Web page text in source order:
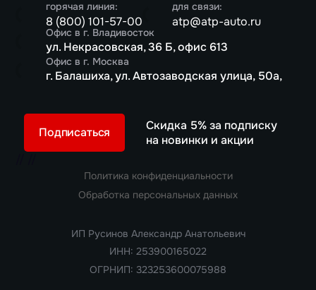
горячая линия:
8 (800) 101-57-00
для связи:
atp@atp-auto.ru
Офис в г. Владивосток
ул. Некрасовская, 36 Б, офис 613
Офис в г. Москва
г. Балашиха, ул. Автозаводская улица, 50а,
Скидка 5% за подписку
на новинки и акции
Подписаться
Политика конфиденциальности
Обработка персональных данных
ИП Русинов Александр Анатольевич
ИНН: 253900165022
ОГРНИП: 323253600075988